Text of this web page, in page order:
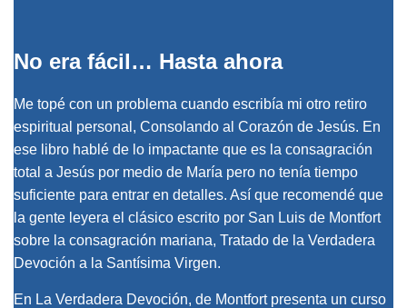
No era fácil… Hasta ahora
Me topé con un problema cuando escribía mi otro retiro
espiritual personal, Consolando al Corazón de Jesús. En
ese libro hablé de lo impactante que es la consagración
total a Jesús por medio de María pero no tenía tiempo
suficiente para entrar en detalles. Así que recomendé que
la gente leyera el clásico escrito por San Luis de Montfort
sobre la consagración mariana, Tratado de la Verdadera
Devoción a la Santísima Virgen.
En La Verdadera Devoción, de Montfort presenta un curso